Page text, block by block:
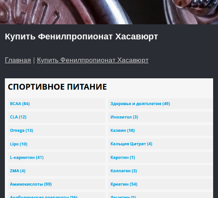
Купить Фенилпропионат Хасавюрт
Главная | Купить Фенилпропионат Хасавюрт